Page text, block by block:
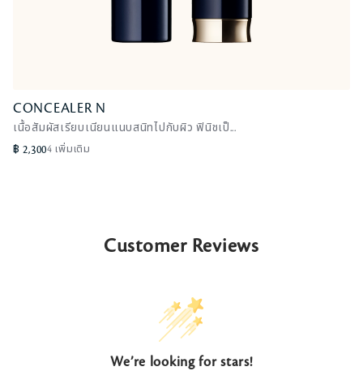
CONCEALER N
เนื้อสัมผัสเรียบเนียนแนบสนิทไปกับผิว ฟินิชเป็...
฿ 2,3004 เพิ่มเติม
CONCEALER N
Beige
Customer Reviews
We’re looking for stars!